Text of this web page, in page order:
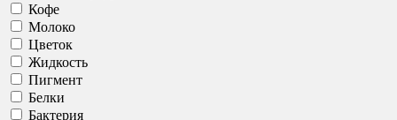
Кофе
Молоко
Цветок
Жидкость
Пигмент
Белки
Бактерия